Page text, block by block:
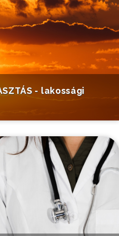
- lakossági